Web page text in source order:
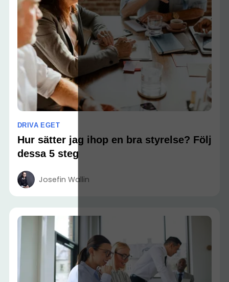
DRIVA EGET
Hur sätter jag ihop en bra styrelse? Följ
dessa 5 steg
Josefin Wallin